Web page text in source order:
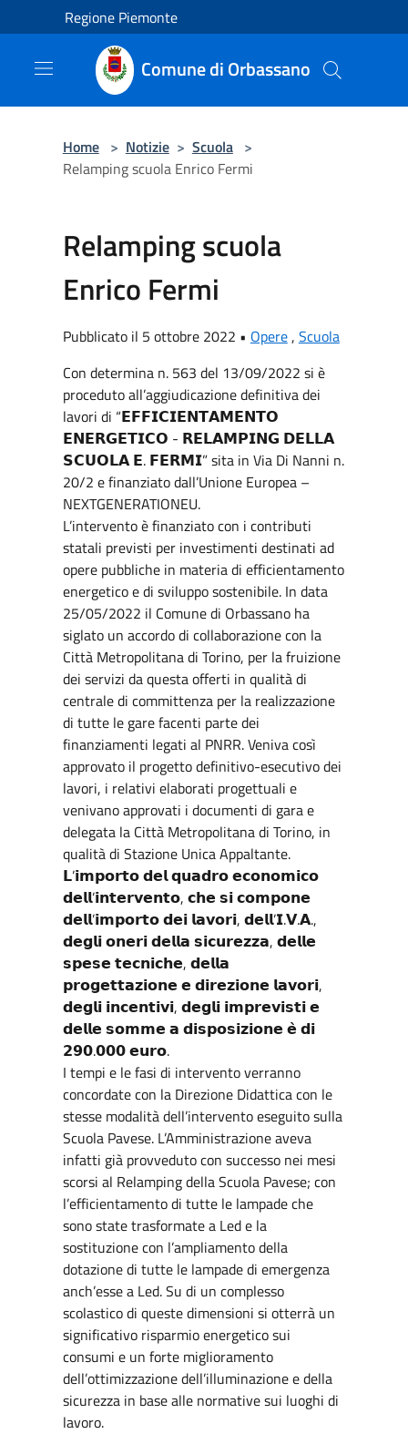
Salta al contenuto principale
Regione Piemonte
Comune di Orbassano
Home > Notizie > Scuola >
Relamping scuola Enrico Fermi
Relamping scuola
Enrico Fermi
Pubblicato il 5 ottobre 2022 • Opere, Scuola
Con determina n. 563 del 13/09/2022 si è
proceduto all’aggiudicazione definitiva dei
lavori di “𝗘𝗙𝗙𝗜𝗖𝗜𝗘𝗡𝗧𝗔𝗠𝗘𝗡𝗧𝗢
𝗘𝗡𝗘𝗥𝗚𝗘𝗧𝗜𝗖𝗢 - 𝗥𝗘𝗟𝗔𝗠𝗣𝗜𝗡𝗚 𝗗𝗘𝗟𝗟𝗔
𝗦𝗖𝗨𝗢𝗟𝗔 𝗘. 𝗙𝗘𝗥𝗠𝗜” sita in Via Di Nanni n.
20/2 e finanziato dall’Unione Europea –
NEXTGENERATIONEU.
L’intervento è finanziato con i contributi
statali previsti per investimenti destinati ad
opere pubbliche in materia di efficientamento
energetico e di sviluppo sostenibile. In data
25/05/2022 il Comune di Orbassano ha
siglato un accordo di collaborazione con la
Città Metropolitana di Torino, per la fruizione
dei servizi da questa offerti in qualità di
centrale di committenza per la realizzazione
di tutte le gare facenti parte dei
finanziamenti legati al PNRR. Veniva così
approvato il progetto definitivo-esecutivo dei
lavori, i relativi elaborati progettuali e
venivano approvati i documenti di gara e
delegata la Città Metropolitana di Torino, in
qualità di Stazione Unica Appaltante.
𝗟’𝗶𝗺𝗽𝗼𝗿𝘁𝗼 𝗱𝗲𝗹 𝗾𝘂𝗮𝗱𝗿𝗼 𝗲𝗰𝗼𝗻𝗼𝗺𝗶𝗰𝗼
𝗱𝗲𝗹𝗹’𝗶𝗻𝘁𝗲𝗿𝘃𝗲𝗻𝘁𝗼, 𝗰𝗵𝗲 𝘀𝗶 𝗰𝗼𝗺𝗽𝗼𝗻𝗲
𝗱𝗲𝗹𝗹’𝗶𝗺𝗽𝗼𝗿𝘁𝗼 𝗱𝗲𝗶 𝗹𝗮𝘃𝗼𝗿𝗶, 𝗱𝗲𝗹𝗹’𝗜.𝗩.𝗔.,
𝗱𝗲𝗴𝗹𝗶 𝗼𝗻𝗲𝗿𝗶 𝗱𝗲𝗹𝗹𝗮 𝘀𝗶𝗰𝘂𝗿𝗲𝘇𝘇𝗮, 𝗱𝗲𝗹𝗹𝗲
𝘀𝗽𝗲𝘀𝗲 𝘁𝗲𝗰𝗻𝗶𝗰𝗵𝗲, 𝗱𝗲𝗹𝗹𝗮
𝗽𝗿𝗼𝗴𝗲𝘁𝘁𝗮𝘇𝗶𝗼𝗻𝗲 𝗲 𝗱𝗶𝗿𝗲𝘇𝗶𝗼𝗻𝗲 𝗹𝗮𝘃𝗼𝗿𝗶,
𝗱𝗲𝗴𝗹𝗶 𝗶𝗻𝗰𝗲𝗻𝘁𝗶𝘃𝗶, 𝗱𝗲𝗴𝗹𝗶 𝗶𝗺𝗽𝗿𝗲𝘃𝗶𝘀𝘁𝗶 𝗲
𝗱𝗲𝗹𝗹𝗲 𝘀𝗼𝗺𝗺𝗲 𝗮 𝗱𝗶𝘀𝗽𝗼𝘀𝗶𝘇𝗶𝗼𝗻𝗲 𝗲̀ 𝗱𝗶
𝟮𝟵𝟬.𝟬𝟬𝟬 𝗲𝘂𝗿𝗼.
I tempi e le fasi di intervento verranno
concordate con la Direzione Didattica con le
stesse modalità dell’intervento eseguito sulla
Scuola Pavese. L’Amministrazione aveva
infatti già provveduto con successo nei mesi
scorsi al Relamping della Scuola Pavese; con
l’efficientamento di tutte le lampade che
sono state trasformate a Led e la
sostituzione con l’ampliamento della
dotazione di tutte le lampade di emergenza
anch’esse a Led. Su di un complesso
scolastico di queste dimensioni si otterrà un
significativo risparmio energetico sui
consumi e un forte miglioramento
dell’ottimizzazione dell’illuminazione e della
sicurezza in base alle normative sui luoghi di
lavoro.